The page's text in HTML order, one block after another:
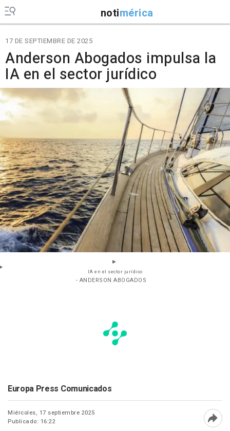
notimérica
17 DE SEPTIEMBRE DE 2025
Anderson Abogados impulsa la
IA en el sector jurídico
IA en el sector jurídico
- ANDERSON ABOGADOS
Europa Press Comunicados
Miércoles, 17 septiembre 2025
Publicado: 16:22